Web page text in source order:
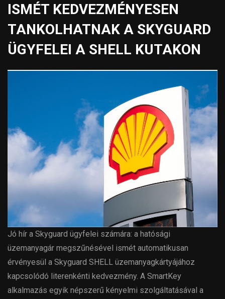
ISMÉT KEDVEZMÉNYESEN
TANKOLHATNAK A SKYGUARD
ÜGYFELEI A SHELL KUTAKON
Jó hír a Skyguard ügyfelei számára: a hatósági
üzemanyagár megszűnésével ismét automatikusan
érvényesül a Skyguard SHELL üzemanyagkártyájához
kapcsolódó literenkénti kedvezmény. A SmartKey
alkalmazás egyik népszerű kényelmi szolgáltatásával a